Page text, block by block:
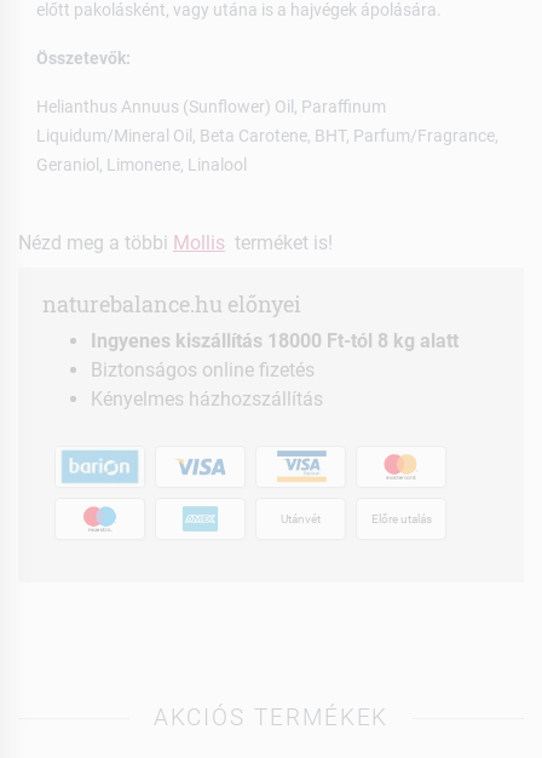
előtt pakolásként, vagy utána is a hajvégek ápolására.
Összetevők:
Helianthus Annuus (Sunflower) Oil, Paraffinum
Liquidum/Mineral Oil, Beta Carotene, BHT, Parfum/Fragrance,
Geraniol, Limonene, Linalool
Nézd meg a többi Mollis terméket is!
naturebalance.hu előnyei
Ingyenes kiszállítás 18000 Ft-tól 8 kg alatt
Biztonságos online fizetés
Kényelmes házhozszállítás
Utánvét Előre utalás
AKCIÓS TERMÉKEK